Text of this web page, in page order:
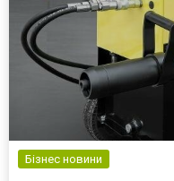
Бізнес новини